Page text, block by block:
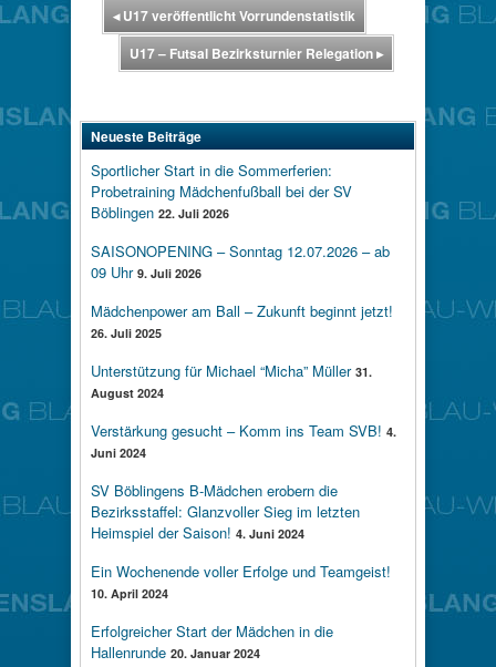
◂U17 veröffentlicht Vorrundenstatistik
U17 – Futsal Bezirksturnier Relegation▸
Neueste Beiträge
Sportlicher Start in die Sommerferien:
Probetraining Mädchenfußball bei der SV
Böblingen 22. Juli 2026
SAISONOPENING – Sonntag 12.07.2026 – ab
09 Uhr 9. Juli 2026
Mädchenpower am Ball – Zukunft beginnt jetzt!
26. Juli 2025
Unterstützung für Michael “Micha” Müller 31.
August 2024
Verstärkung gesucht – Komm ins Team SVB! 4.
Juni 2024
SV Böblingens B-Mädchen erobern die
Bezirksstaffel: Glanzvoller Sieg im letzten
Heimspiel der Saison! 4. Juni 2024
Ein Wochenende voller Erfolge und Teamgeist!
10. April 2024
Erfolgreicher Start der Mädchen in die
Hallenrunde 20. Januar 2024